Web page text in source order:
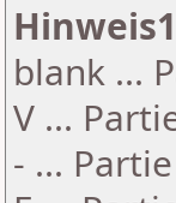
Hinweis1
blank ...
V ...
- ...